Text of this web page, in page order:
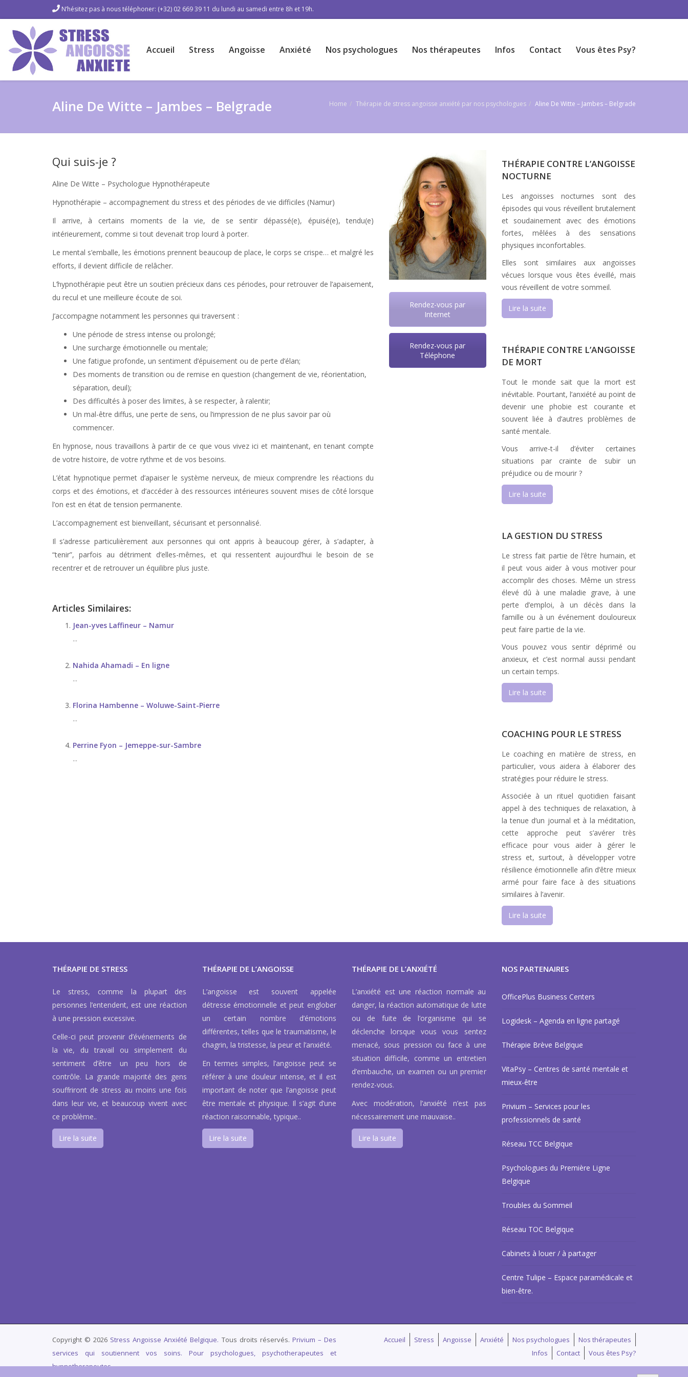
N’hésitez pas à nous téléphoner: (+32) 02 669 39 11 du lundi au samedi entre 8h et 19h.
Accueil Stress Angoisse Anxiété Nos psychologues Nos thérapeutes Infos Contact Vous êtes Psy?
Aline De Witte – Jambes – Belgrade Home Thérapie de stress angoisse anxiété par nos psychologues Aline De Witte – Jambes – Belgrade
Qui suis-je ?
Aline De Witte – Psychologue Hypnothérapeute
Hypnothérapie – accompagnement du stress et des périodes de vie difficiles (Namur)
Il arrive, à certains moments de la vie, de se sentir dépassé(e), épuisé(e), tendu(e)
intérieurement, comme si tout devenait trop lourd à porter.
Le mental s’emballe, les émotions prennent beaucoup de place, le corps se crispe… et malgré les
efforts, il devient difficile de relâcher.
L’hypnothérapie peut être un soutien précieux dans ces périodes, pour retrouver de l’apaisement,
du recul et une meilleure écoute de soi.
J’accompagne notamment les personnes qui traversent :
Une période de stress intense ou prolongé;
Une surcharge émotionnelle ou mentale;
Une fatigue profonde, un sentiment d’épuisement ou de perte d’élan;
Des moments de transition ou de remise en question (changement de vie, réorientation,
séparation, deuil);
Des difficultés à poser des limites, à se respecter, à ralentir;
Un mal-être diffus, une perte de sens, ou l’impression de ne plus savoir par où
commencer.
En hypnose, nous travaillons à partir de ce que vous vivez ici et maintenant, en tenant compte
de votre histoire, de votre rythme et de vos besoins.
L’état hypnotique permet d’apaiser le système nerveux, de mieux comprendre les réactions du
corps et des émotions, et d’accéder à des ressources intérieures souvent mises de côté lorsque
l’on est en état de tension permanente.
L’accompagnement est bienveillant, sécurisant et personnalisé.
Il s’adresse particulièrement aux personnes qui ont appris à beaucoup gérer, à s’adapter, à
“tenir”, parfois au détriment d’elles-mêmes, et qui ressentent aujourd’hui le besoin de se
recentrer et de retrouver un équilibre plus juste.
Rendez-vous par
Internet
Rendez-vous par
Téléphone
Articles Similaires:
Jean-yves Laffineur – Namur
...
Nahida Ahamadi – En ligne
...
Florina Hambenne – Woluwe-Saint-Pierre
...
Perrine Fyon – Jemeppe-sur-Sambre
...
THÉRAPIE CONTRE L’ANGOISSE
NOCTURNE
Les angoisses nocturnes sont des
épisodes qui vous réveillent brutalement
et soudainement avec des émotions
fortes, mêlées à des sensations
physiques inconfortables.
Elles sont similaires aux angoisses
vécues lorsque vous êtes éveillé, mais
vous réveillent de votre sommeil.
Lire la suite
THÉRAPIE CONTRE L’ANGOISSE
DE MORT
Tout le monde sait que la mort est
inévitable. Pourtant, l’anxiété au point de
devenir une phobie est courante et
souvent liée à d’autres problèmes de
santé mentale.
Vous arrive-t-il d’éviter certaines
situations par crainte de subir un
préjudice ou de mourir ?
Lire la suite
LA GESTION DU STRESS
Le stress fait partie de l’être humain, et
il peut vous aider à vous motiver pour
accomplir des choses. Même un stress
élevé dû à une maladie grave, à une
perte d’emploi, à un décès dans la
famille ou à un événement douloureux
peut faire partie de la vie.
Vous pouvez vous sentir déprimé ou
anxieux, et c’est normal aussi pendant
un certain temps.
Lire la suite
COACHING POUR LE STRESS
Le coaching en matière de stress, en
particulier, vous aidera à élaborer des
stratégies pour réduire le stress.
Associée à un rituel quotidien faisant
appel à des techniques de relaxation, à
la tenue d’un journal et à la méditation,
cette approche peut s’avérer très
efficace pour vous aider à gérer le
stress et, surtout, à développer votre
résilience émotionnelle afin d’être mieux
armé pour faire face à des situations
similaires à l’avenir.
Lire la suite
THÉRAPIE DE STRESS
Le stress, comme la plupart des
personnes l’entendent, est une réaction
à une pression excessive.
Celle-ci peut provenir d’événements de
la vie, du travail ou simplement du
sentiment d’être un peu hors de
contrôle. La grande majorité des gens
souffriront de stress au moins une fois
dans leur vie, et beaucoup vivent avec
ce problème..
Lire la suite
THÉRAPIE DE L’ANGOISSE
L’angoisse est souvent appelée
détresse émotionnelle et peut englober
un certain nombre d’émotions
différentes, telles que le traumatisme, le
chagrin, la tristesse, la peur et l’anxiété.
En termes simples, l’angoisse peut se
référer à une douleur intense, et il est
important de noter que l’angoisse peut
être mentale et physique. Il s’agit d’une
réaction raisonnable, typique..
Lire la suite
THÉRAPIE DE L’ANXIÉTÉ
L’anxiété est une réaction normale au
danger, la réaction automatique de lutte
ou de fuite de l’organisme qui se
déclenche lorsque vous vous sentez
menacé, sous pression ou face à une
situation difficile, comme un entretien
d’embauche, un examen ou un premier
rendez-vous.
Avec modération, l’anxiété n’est pas
nécessairement une mauvaise..
Lire la suite
NOS PARTENAIRES
OfficePlus Business Centers
Logidesk – Agenda en ligne partagé
Thérapie Brève Belgique
VitaPsy – Centres de santé mentale et
mieux-être
Privium – Services pour les
professionnels de santé
Réseau TCC Belgique
Psychologues du Première Ligne
Belgique
Troubles du Sommeil
Réseau TOC Belgique
Cabinets à louer / à partager
Centre Tulipe – Espace paramédicale et
bien-être.
Copyright © 2026 Stress Angoisse Anxiété Belgique. Tous droits réservés. Privium – Des
services qui soutiennent vos soins. Pour psychologues, psychotherapeutes et
hypnotherapeutes.
Accueil Stress Angoisse Anxiété Nos psychologues
Nos thérapeutes
Infos
Contact Vous êtes Psy?